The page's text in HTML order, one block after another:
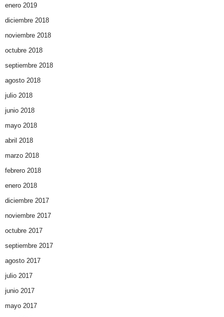
enero 2019
diciembre 2018
noviembre 2018
octubre 2018
septiembre 2018
agosto 2018
julio 2018
junio 2018
mayo 2018
abril 2018
marzo 2018
febrero 2018
enero 2018
diciembre 2017
noviembre 2017
octubre 2017
septiembre 2017
agosto 2017
julio 2017
junio 2017
mayo 2017